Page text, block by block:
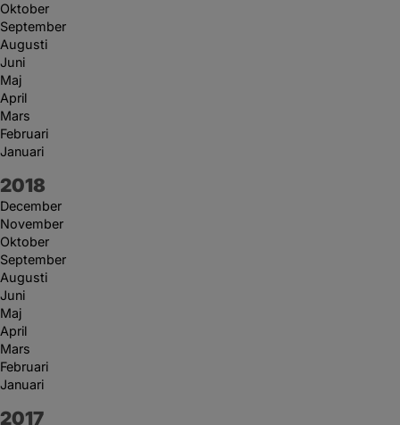
Oktober
September
Augusti
Juni
Maj
April
Mars
Februari
Januari
År:
2018
December
November
Oktober
September
Augusti
Juni
Maj
April
Mars
Februari
Januari
År:
2017